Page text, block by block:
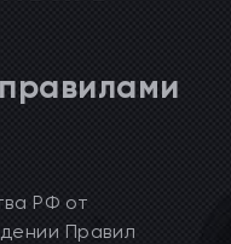
РФ от
Правил